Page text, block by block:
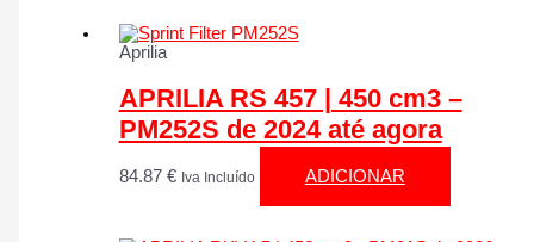
Aprilia
APRILIA RS 457 | 450 cm3 –
PM252S de 2024 até agora
84.87 € Iva Incluído ADICIONAR